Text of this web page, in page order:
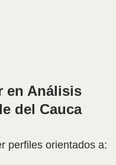
en Análisis
del Cauca
perfiles orientados a: